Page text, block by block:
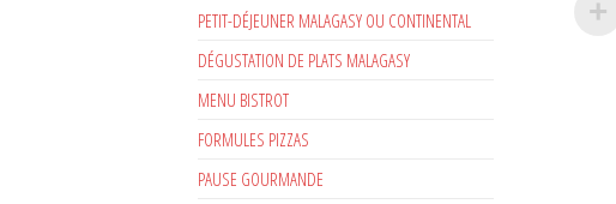
PETIT-DÉJEUNER MALAGASY OU CONTINENTAL
DÉGUSTATION DE PLATS MALAGASY
MENU BISTROT
FORMULES PIZZAS
PAUSE GOURMANDE